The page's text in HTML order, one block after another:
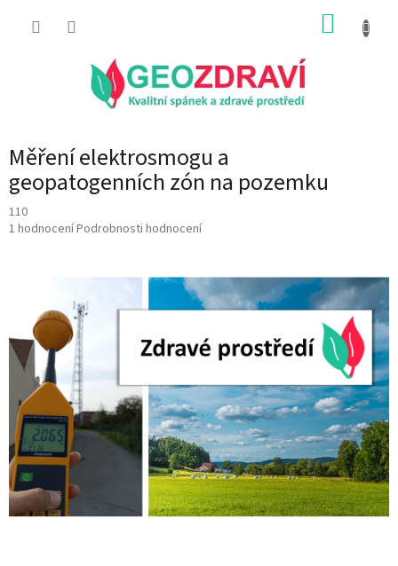
Měření elektrosmogu a
geopatogenních zón na pozemku
110
Průměrné
hvězdiček.
1 hodnoceníPodrobnosti hodnocení